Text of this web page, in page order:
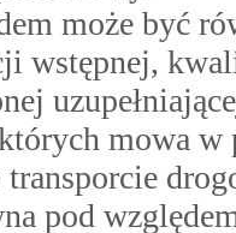
może być
wstępnej,
mowa w
transporcie
pod